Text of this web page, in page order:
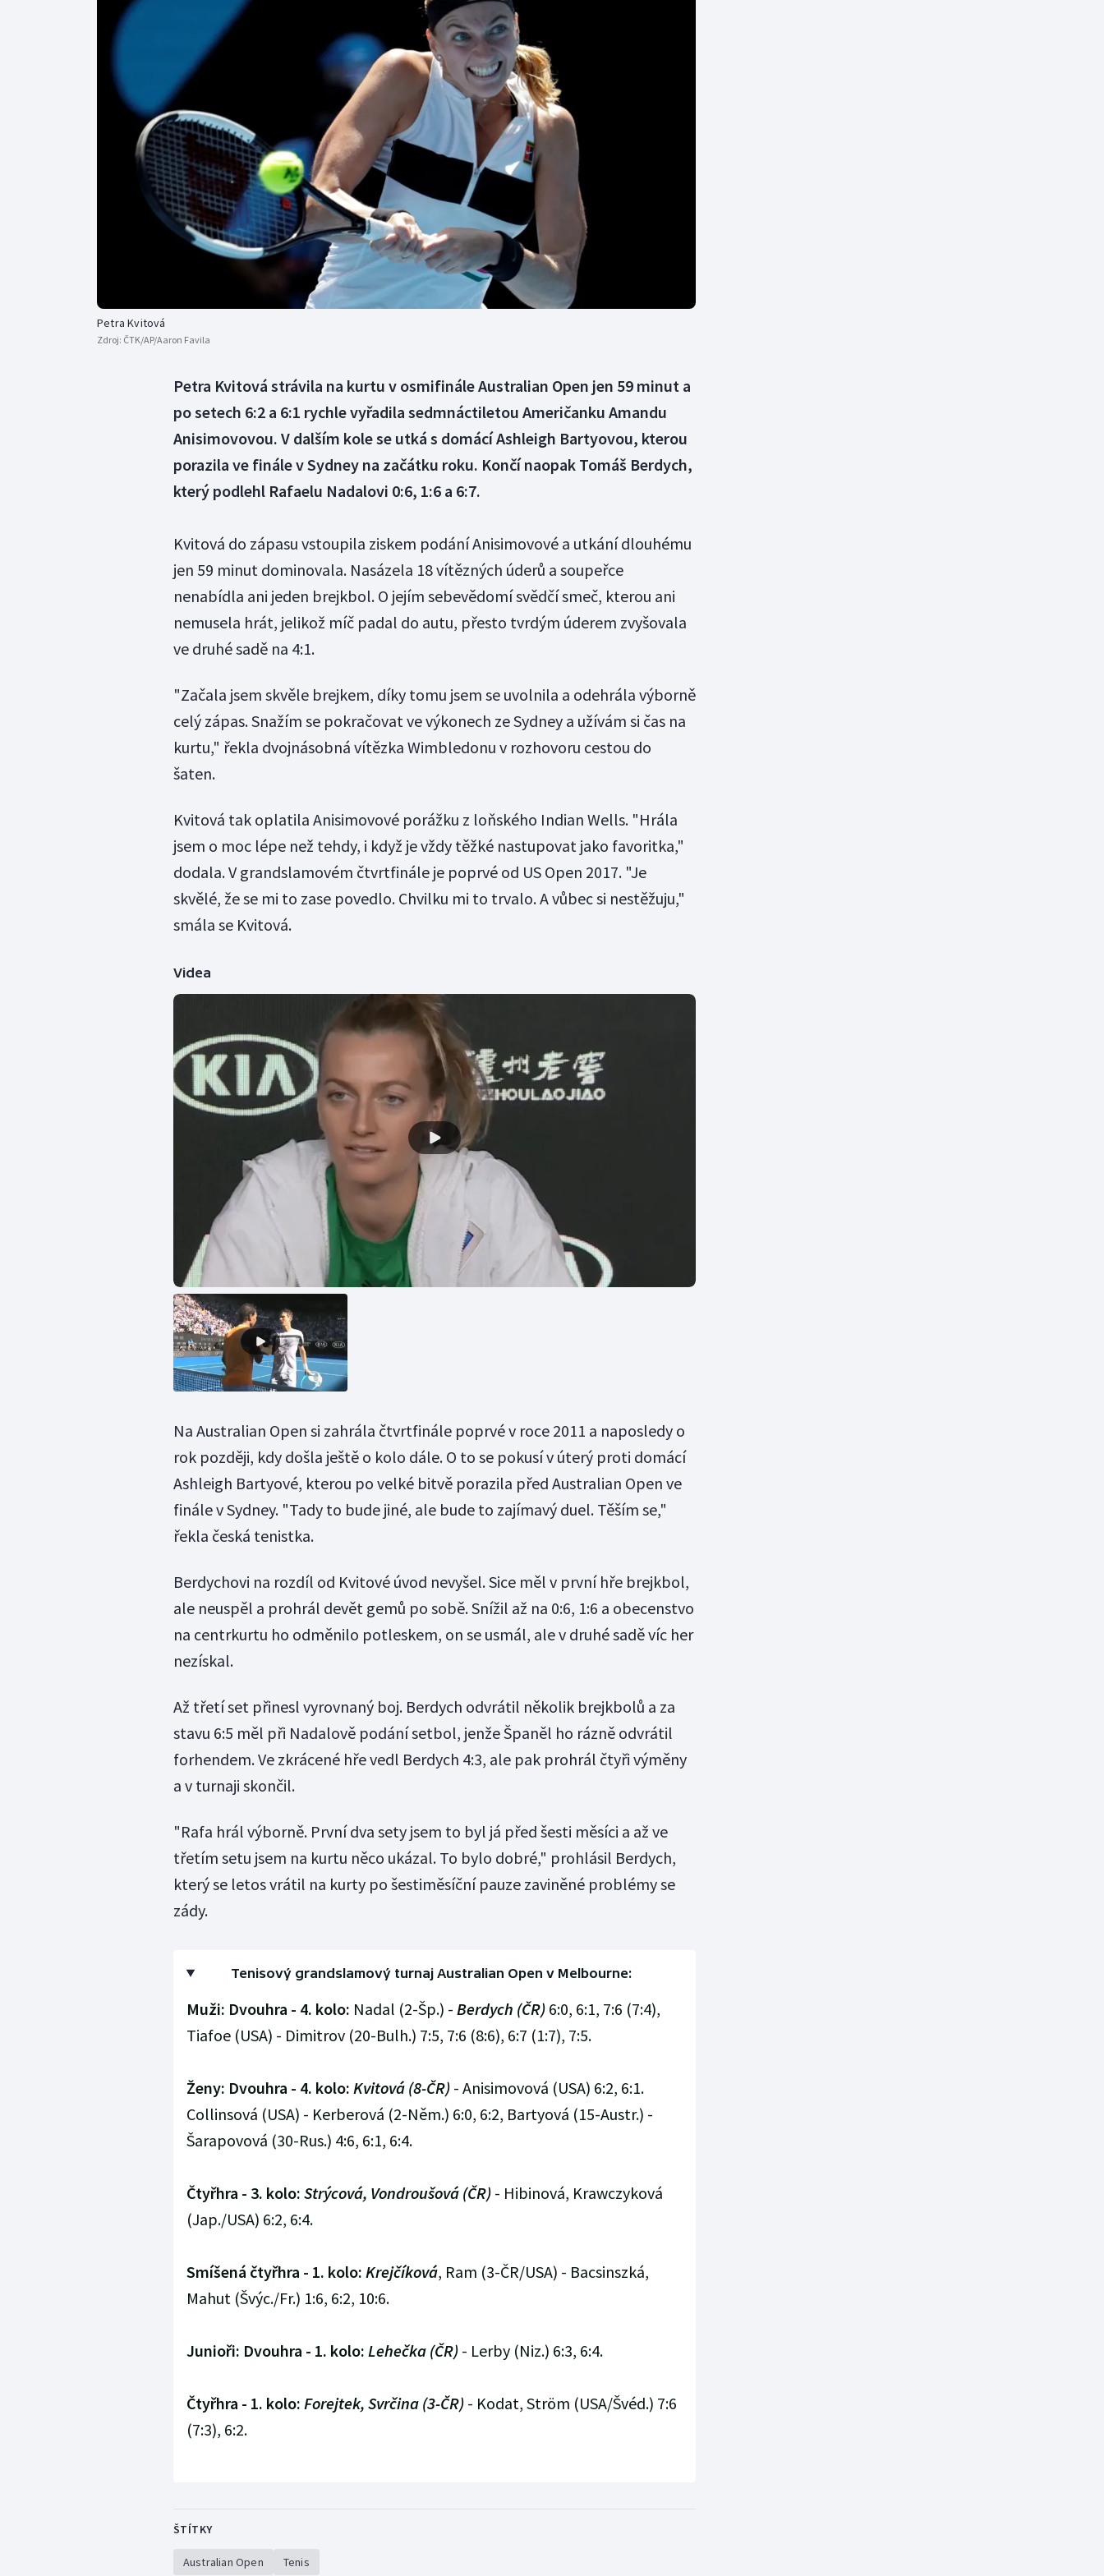
Golf
Gymnastika
Moderní pětiboj
Motorsport
Olympijské hry
Parasport
Plavání
Plážový volejbal
Petra Kvitová
Zdroj: ČTK/AP/Aaron Favila
Petra Kvitová strávila na kurtu v osmifinále Australian Open jen 59 minut a
po setech 6:2 a 6:1 rychle vyřadila sedmnáctiletou Američanku Amandu
Anisimovovou. V dalším kole se utká s domácí Ashleigh Bartyovou, kterou
porazila ve finále v Sydney na začátku roku. Končí naopak Tomáš Berdych,
který podlehl Rafaelu Nadalovi 0:6, 1:6 a 6:7.
Kvitová do zápasu vstoupila ziskem podání Anisimovové a utkání dlouhému
jen 59 minut dominovala. Nasázela 18 vítězných úderů a soupeřce
nenabídla ani jeden brejkbol. O jejím sebevědomí svědčí smeč, kterou ani
nemusela hrát, jelikož míč padal do autu, přesto tvrdým úderem zvyšovala
ve druhé sadě na 4:1.
"Začala jsem skvěle brejkem, díky tomu jsem se uvolnila a odehrála výborně
celý zápas. Snažím se pokračovat ve výkonech ze Sydney a užívám si čas na
kurtu," řekla dvojnásobná vítězka Wimbledonu v rozhovoru cestou do
šaten.
Kvitová tak oplatila Anisimovové porážku z loňského Indian Wells. "Hrála
jsem o moc lépe než tehdy, i když je vždy těžké nastupovat jako favoritka,"
dodala. V grandslamovém čtvrtfinále je poprvé od US Open 2017. "Je
skvělé, že se mi to zase povedlo. Chvilku mi to trvalo. A vůbec si nestěžuju,"
smála se Kvitová.
Videa
Na Australian Open si zahrála čtvrtfinále poprvé v roce 2011 a naposledy o
rok později, kdy došla ještě o kolo dále. O to se pokusí v úterý proti domácí
Ashleigh Bartyové, kterou po velké bitvě porazila před Australian Open ve
finále v Sydney. "Tady to bude jiné, ale bude to zajímavý duel. Těším se,"
řekla česká tenistka.
Berdychovi na rozdíl od Kvitové úvod nevyšel. Sice měl v první hře brejkbol,
ale neuspěl a prohrál devět gemů po sobě. Snížil až na 0:6, 1:6 a obecenstvo
na centrkurtu ho odměnilo potleskem, on se usmál, ale v druhé sadě víc her
nezískal.
Až třetí set přinesl vyrovnaný boj. Berdych odvrátil několik brejkbolů a za
stavu 6:5 měl při Nadalově podání setbol, jenže Španěl ho rázně odvrátil
forhendem. Ve zkrácené hře vedl Berdych 4:3, ale pak prohrál čtyři výměny
a v turnaji skončil.
"Rafa hrál výborně. První dva sety jsem to byl já před šesti měsíci a až ve
třetím setu jsem na kurtu něco ukázal. To bylo dobré," prohlásil Berdych,
který se letos vrátil na kurty po šestiměsíční pauze zaviněné problémy se
zády.
Tenisový grandslamový turnaj Australian Open v Melbourne:
Muži: Dvouhra - 4. kolo: Nadal (2-Šp.) - Berdych (ČR)6:0, 6:1, 7:6 (7:4),
Tiafoe (USA) - Dimitrov (20-Bulh.) 7:5, 7:6 (8:6), 6:7 (1:7), 7:5.
Ženy: Dvouhra - 4. kolo: Kvitová (8-ČR)- Anisimovová (USA) 6:2, 6:1.
Collinsová (USA) - Kerberová (2-Něm.) 6:0, 6:2, Bartyová (15-Austr.) -
Šarapovová (30-Rus.) 4:6, 6:1, 6:4.
Čtyřhra - 3. kolo: Strýcová, Vondroušová (ČR)- Hibinová, Krawczyková
(Jap./USA) 6:2, 6:4.
Smíšená čtyřhra - 1. kolo: Krejčíková, Ram (3-ČR/USA) - Bacsinszká,
Mahut (Švýc./Fr.) 1:6, 6:2, 10:6.
Junioři: Dvouhra - 1. kolo: Lehečka (ČR)- Lerby (Niz.) 6:3, 6:4.
Čtyřhra - 1. kolo: Forejtek, Svrčina (3-ČR)- Kodat, Ström (USA/Švéd.) 7:6
(7:3), 6:2.
ŠTÍTKY
Australian Open Tenis